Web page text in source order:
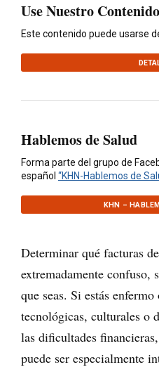
Use Nuestro Contenido
Este contenido puede usarse
Hablemos de Salud
Forma parte del grupo de
español “KHN-Hablemos de
KHN –
Determinar qué facturas
extremadamente
que seas. Si estás
tecnológicas, culturales o
las dificultades
puede ser especialmente